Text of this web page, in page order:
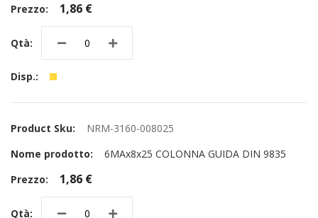
1,86 €
NRM-3160-008025
6MAx8x25 COLONNA GUIDA DIN 9835
1,86 €